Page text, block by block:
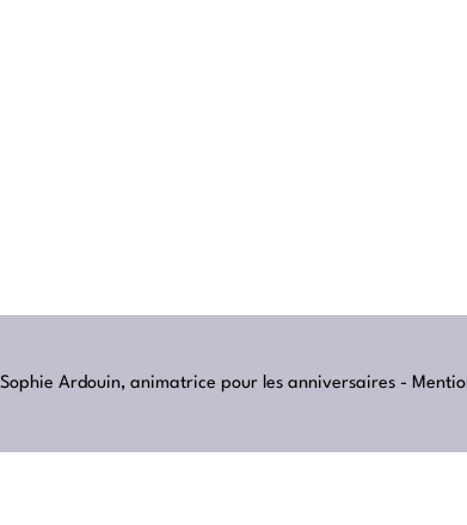
Ardouin, animatrice pour les anniversaires -